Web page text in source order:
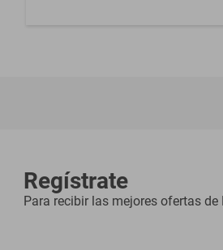
Regístrate
Para recibir las mejores ofertas de